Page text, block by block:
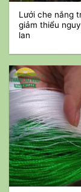
Lưới che nắng
giảm thiểu
lan